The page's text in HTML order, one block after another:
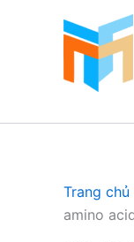
Trang chủ
amino